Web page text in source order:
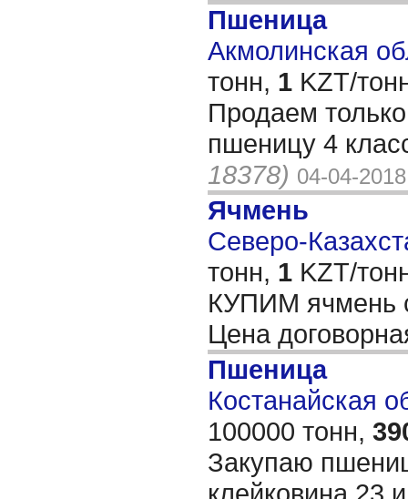
Пшеница
Акмолинская
тонн, 1 KZT/
Продаем
пшеницу 4
18378) 04-04-2018
Ячмень
Северо-
тонн, 1 KZT/
КУПИМ ячмень
Цена
Пшеница
Костанайская
100000 тонн,
Закупаю